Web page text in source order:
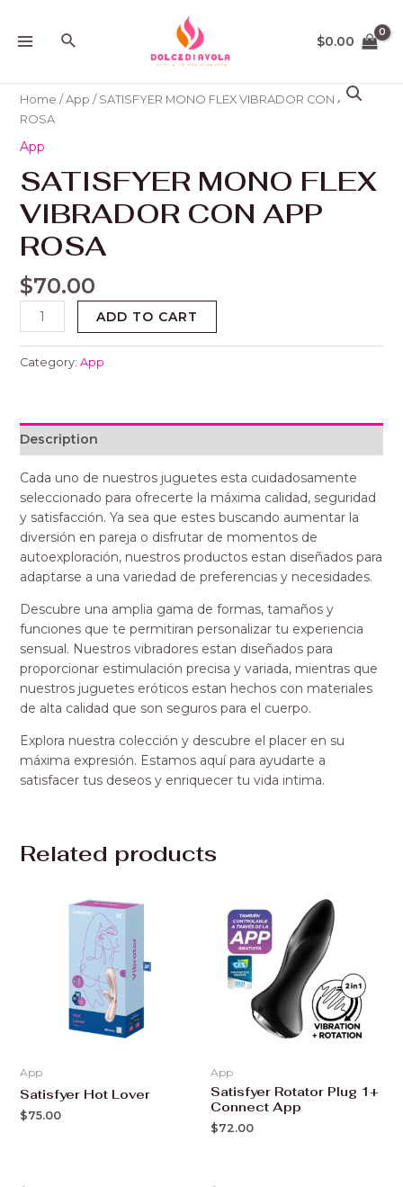
contenido
MENUBuscar $0.00
Home /App / SATISFYER MONO FLEX VIBRADOR CON APP
ROSA
App
SATISFYER MONO FLEX
VIBRADOR CON APP
ROSA
$70.00
MONO
FLEX
CON
APP
ROSA
quantity
ADD TO CART
Category: App
Description
Cada uno de nuestros juguetes esta cuidadosamente
seleccionado para ofrecerte la máxima calidad, seguridad
y satisfacción. Ya sea que estes buscando aumentar la
diversión en pareja o disfrutar de momentos de
autoexploración, nuestros productos estan diseñados para
adaptarse a una variedad de preferencias y necesidades.
Descubre una amplia gama de formas, tamaños y
funciones que te permitiran personalizar tu experiencia
sensual. Nuestros vibradores estan diseñados para
proporcionar estimulación precisa y variada, mientras que
nuestros juguetes eróticos estan hechos con materiales
de alta calidad que son seguros para el cuerpo.
Explora nuestra colección y descubre el placer en su
máxima expresión. Estamos aquí para ayudarte a
satisfacer tus deseos y enriquecer tu vida intima.
Related products
App
Satisfyer Hot Lover
$75.00
App
Satisfyer Rotator Plug 1+
Connect App
$72.00